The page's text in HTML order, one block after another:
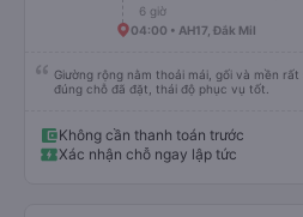
6 giờ
04:00 • AH17, Đắk Mil
Giường rộng nằm thoải mái, gối và mền
đúng chỗ đã đặt, thái độ phục vụ tốt.
Không cần thanh toán trước
Xác nhận chỗ ngay lập tức